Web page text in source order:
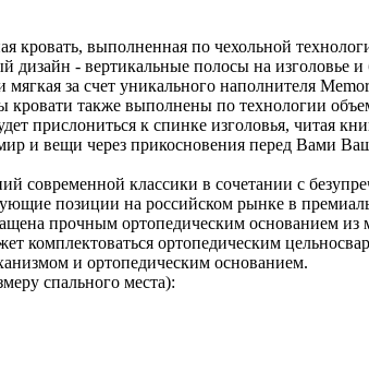
кровать, выполненная по чехольной
дизайн - вертикальные полосы на изголовье
мягкая за счет уникального наполнителя
кровати также выполнены по технологии
прислониться к спинке изголовья, читая
и вещи через прикосновения перед Вами
современной классики в сочетании с
позиции на российском рынке в
прочным ортопедическим основанием из
комплектоваться ортопедическим
и ортопедическим основанием.
спального места):